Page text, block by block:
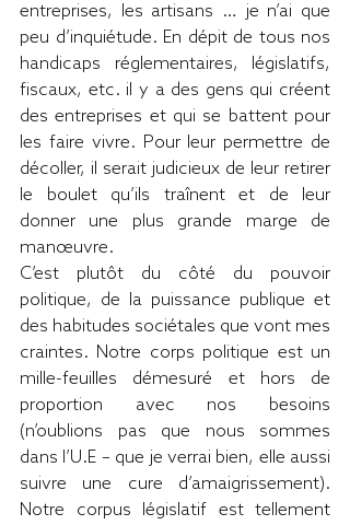
entreprises, les artisans … je n’ai que
peu d’inquiétude. En dépit de tous nos
handicaps réglementaires, législatifs,
fiscaux, etc. il y a des gens qui créent
des entreprises et qui se battent pour
les faire vivre. Pour leur permettre de
décoller, il serait judicieux de leur retirer
le boulet qu’ils traînent et de leur
donner une plus grande marge de
manœuvre.
C’est plutôt du côté du pouvoir
politique, de la puissance publique et
des habitudes sociétales que vont mes
craintes. Notre corps politique est un
mille-feuilles démesuré et hors de
proportion avec nos besoins
(n’oublions pas que nous sommes
dans l’U.E – que je verrai bien, elle aussi
suivre une cure d’amaigrissement).
Notre corpus législatif est tellement